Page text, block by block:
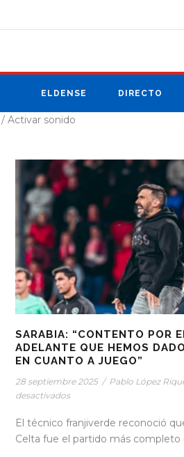
ELDENSE DIRECTO
SARABIA: “CONTENTO POR
ADELANTE QUE HEMOS
EN CUANTO A JUEGO”
28 septiembre 2025 / Pablo López
desactivados
El técnico franjiverde reconoció
Celta fue el partido más completo